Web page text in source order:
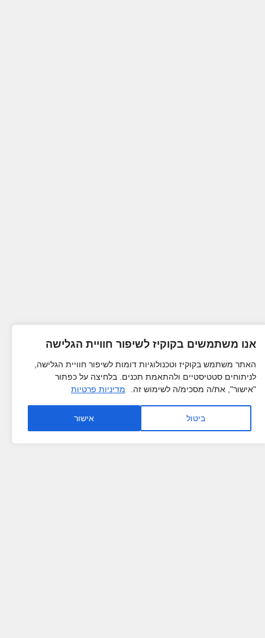
אנו משתמשים בקוקיז לשיפור חוויית הגלישה
האתר משתמש בקוקיז וטכנולוגיות דומות לשיפור חוויית הגלישה,
לניתוחים סטטיסטיים ולהתאמת תכנים. בלחיצה על כפתור
"אישור", את/ה מסכימ/ה לשימוש זה.
מדיניות פרטיות
ביטול אישור